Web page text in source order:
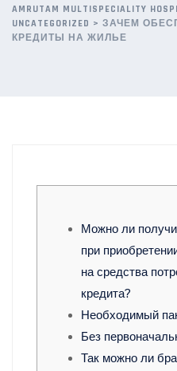
AMRUTAM MULTISPECIALITY
UNCATEGORIZED > ЗАЧЕМ
КРЕДИТЫ НА ЖИЛЬЕ
Можно ли
при
на средства
кредита?
Необходимый
Без
Так можно ли